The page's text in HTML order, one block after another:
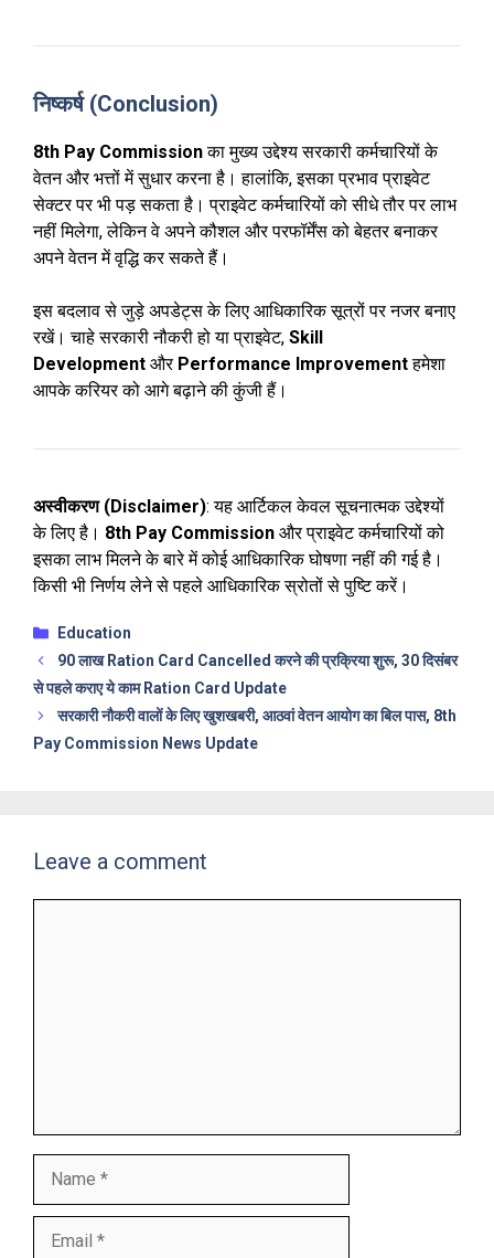
निष्कर्ष (Conclusion)
8th Pay Commissionका मुख्य उद्देश्य सरकारी कर्मचारियों के
वेतन और भत्तों में सुधार करना है। हालांकि, इसका प्रभाव प्राइवेट
सेक्टर पर भी पड़ सकता है। प्राइवेट कर्मचारियों को सीधे तौर पर लाभ
नहीं मिलेगा, लेकिन वे अपने कौशल और परफॉर्मेंस को बेहतर बनाकर
अपने वेतन में वृद्धि कर सकते हैं।
इस बदलाव से जुड़े अपडेट्स के लिए आधिकारिक सूत्रों पर नजर बनाए
रखें। चाहे सरकारी नौकरी हो या प्राइवेट, Skill
Development और Performance Improvementहमेशा
आपके करियर को आगे बढ़ाने की कुंजी हैं।
अस्वीकरण (Disclaimer): यह आर्टिकल केवल सूचनात्मक उद्देश्यों
के लिए है। 8th Pay Commission और प्राइवेट कर्मचारियों को
इसका लाभ मिलने के बारे में कोई आधिकारिक घोषणा नहीं की गई है।
किसी भी निर्णय लेने से पहले आधिकारिक स्रोतों से पुष्टि करें।
Categories
Education
90 लाख Ration Card Cancelled करने की प्रक्रिया शुरू, 30 दिसंबर
से पहले कराए ये काम Ration Card Update
सरकारी नौकरी वालों के लिए खुशखबरी, आठवां वेतन आयोग का बिल पास, 8th
Pay Commission News Update
Leave a comment